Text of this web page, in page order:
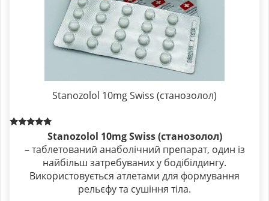
Stanozolol 10mg Swiss (станозолол)
out of 5
Stanozolol 10mg Swiss(станозолол)
– таблетований анаболічний препарат, один із
найбільш затребуваних у бодібілдингу.
Використовується атлетами для формування
рельєфу та сушіння тіла.